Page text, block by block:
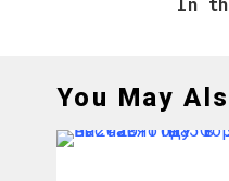
You May